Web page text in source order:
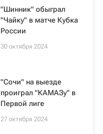
"Шинник" обыграл
"Чайку" в матче Кубка
России
30 октября 2024
"Сочи" на выезде
проиграл "КАМАЗу" в
Первой лиге
27 октября 2024